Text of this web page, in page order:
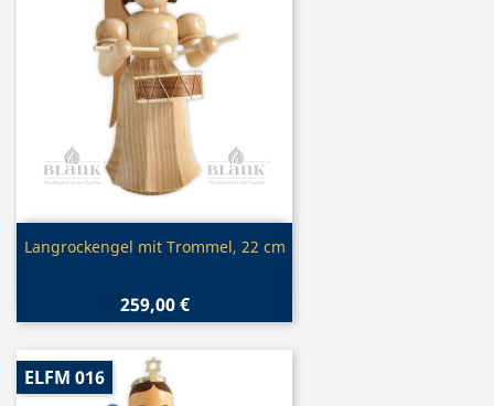
Vorschau
Langrockengel mit Trommel, 22 cm
259,00 €
ELFM 016